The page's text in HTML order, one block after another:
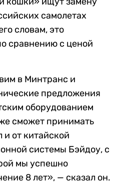
самолетах
словам, это
сравнению с ценой
в Минтранс и
предложения
оборудованием
сможет принимать
от китайской
системы Бэйдоу, с
мы успешно
8 лет», — сказал он.